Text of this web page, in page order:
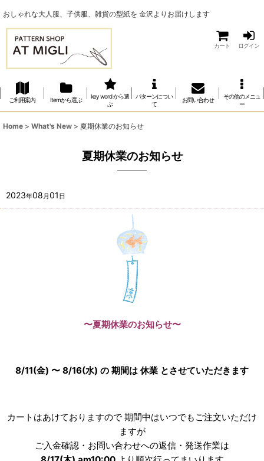
おしゃれな大人服、子供服、雑貨の型紙を 金沢よりお届けします
カート ログイン
ご利用案内 Itemから選ぶ
key word から選
ぶ
パターンについ
て
お問い合わせ
その他のメニュ
ー
Home > What's New > 夏期休業のお知らせ
夏期休業のお知らせ
2023年08 月01 日
〜夏期休業のお知らせ〜
8/11(金) 〜 8/16(水) の 期間は 休業 とさせていただきます
カートはあけておりますので 期間中はいつでもご注文いただけ
ますが
ご入金確認・お問い合わせへの返信・発送作業は